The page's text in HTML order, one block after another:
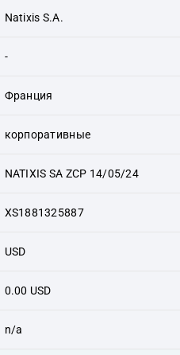
Natixis S.A.
-
Франция
корпоративные
NATIXIS SA ZCP 14/05/24
XS1881325887
USD
0.00 USD
n/a